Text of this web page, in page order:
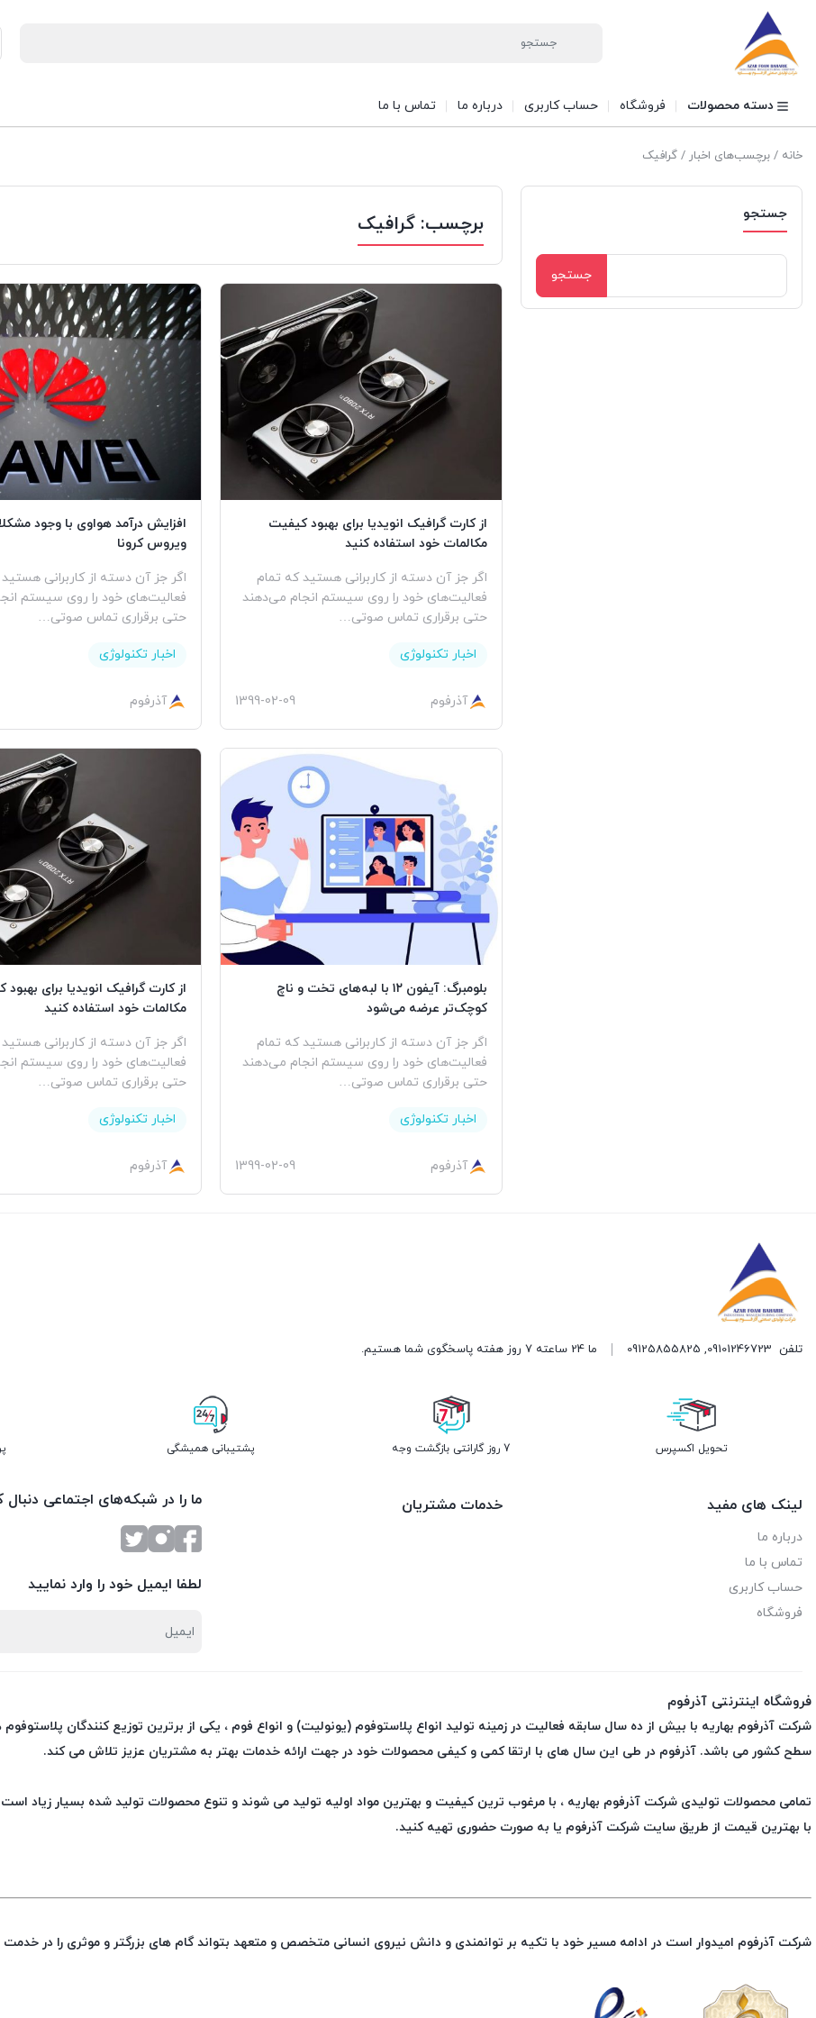
دسته محصولات فروشگاه حساب کاربری درباره ما تماس با ما
خانه / برچسب‌های اخبار / گرافیک
جستجو
برای:
برچسب:گرافیک
از کارت گرافیک انویدیا برای بهبود کیفیت
مکالمات خود استفاده کنید
اگر جز آن دسته از کاربرانی هستید که تمام
فعالیت‌های خود را روی سیستم انجام می‌دهند
حتی برقراری تماس صوتی…
اخبار تکنولوژی
آذرفوم 1399-02-09
افزایش درآمد هواوی با وجود
ویروس کرونا
اگر جز آن دسته از کاربرانی
فعالیت‌های خود را روی سیستم
حتی برقراری تماس صوتی…
اخبار تکنولوژی
آذرفوم
بلومبرگ: آیفون ۱۲ با لبه‌های تخت و ناچ
کوچک‌تر عرضه می‌شود
اگر جز آن دسته از کاربرانی هستید که تمام
فعالیت‌های خود را روی سیستم انجام می‌دهند
حتی برقراری تماس صوتی…
اخبار تکنولوژی
آذرفوم 1399-02-09
از کارت گرافیک انویدیا برای
مکالمات خود استفاده کنید
اگر جز آن دسته از کاربرانی
فعالیت‌های خود را روی سیستم
حتی برقراری تماس صوتی…
اخبار تکنولوژی
آذرفوم
تلفن 09101246723
,
09125855825 ما 24 ساعته 7 روز هفته پاسخگوی شما هستیم.
تحویل اکسپرس 7 روز گارانتی بازگشت وجه پشتیبانی همیشگی
لینک های مفید
درباره ما
تماس با ما
حساب کاربری
فروشگاه
خدمات مشتریان ما را در شبکه‌های اجتماعی دنبال
لطفا ایمیل خود را وارد نمایید
فروشگاه اینترنتی آذرفوم
شرکت آذرفوم بهاریه با بیش از ده سال سابقه فعالیت در زمینه تولید انواع پلاستوفوم (یونولیت) و انواع فوم ، یکی از برترین توزیع کنندگان
سطح کشور می باشد. آذرفوم در طی این سال های با ارتقا کمی و کیفی محصولات خود در جهت ارائه خدمات بهتر به مشتریان عزیز تلاش می کند.
تمامی محصولات تولیدی شرکت آذرفوم بهاریه ، با مرغوب ترین کیفیت و بهترین مواد اولیه تولید می شوند و تنوع محصولات تولید شده بسیار زیاد
با بهترین قیمت از طریق سایت شرکت آذرفوم یا به صورت حضوری تهیه کنید.
شرکت آذرفوم امیدوار است در ادامه مسیر خود با تکیه بر توانمندی و دانش نیروی انسانی متخصص و متعهد بتواند گام های بزرگتر و موثری را در